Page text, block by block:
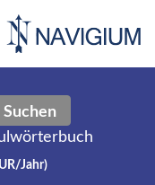
Suchen
Jahr)